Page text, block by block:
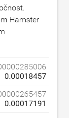
Hamster
0.00018457
0.00017191